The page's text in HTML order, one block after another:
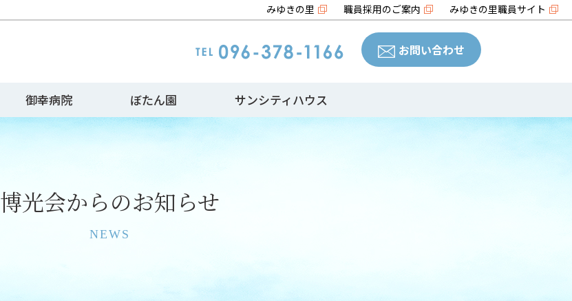
みゆきの里 職員採用のご案内 みゆきの里職員サイト
お問い合わせ
御幸病院 ぼたん園 サンシティハウス
博光会からのお知らせ
NEWS